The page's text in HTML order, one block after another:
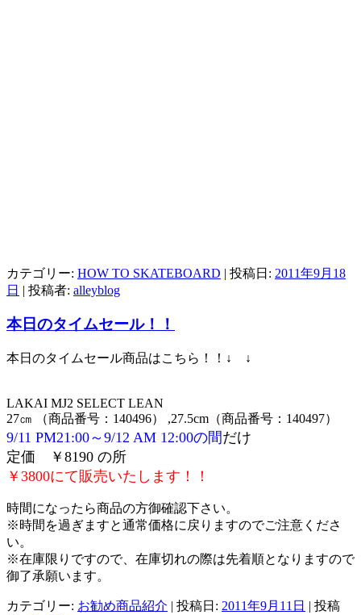
カテゴリー: HOW TO SKATEBOARD | 投稿日: 2011年9月18
日 | 投稿者: alleyblog
本日のタイムセール！！
本日のタイムセール商品はこちら！！↓ ↓
LAKAI MJ2 SELECT LEAN
27㎝ （商品番号：140496） ,27.5cm（商品番号：140497）
9/11 PM21:00～9/12 AM 12:00の間だけ
定価 ￥8190 の所
￥3800にて販売いたします！！
時間になったら商品の方御確認下さい。
※時間を過ぎますと通常価格に戻りますのでご注意くださ
い。
※在庫限りですので、在庫切れの際は先着順となりますので
御了承願います。
カテゴリー: お勧め商品紹介 | 投稿日: 2011年9月11日 | 投稿